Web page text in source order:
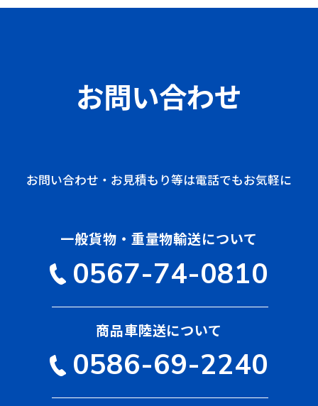
お問い合わせ
お問い合わせ・お見積もり等は電話でもお気軽に
一般貨物・重量物輸送について
0567-74-0810
商品車陸送について
0586-69-2240